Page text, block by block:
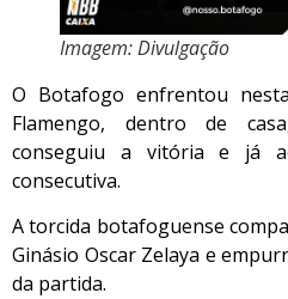
Imagem: Divulgação
O Botafogo enfrentou
Flamengo, dentro de
conseguiu a vitória e já
consecutiva.
A torcida botafoguense
Ginásio Oscar Zelaya e
da partida.